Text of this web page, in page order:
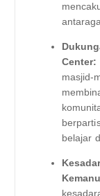
Center:
masjid-
belajar